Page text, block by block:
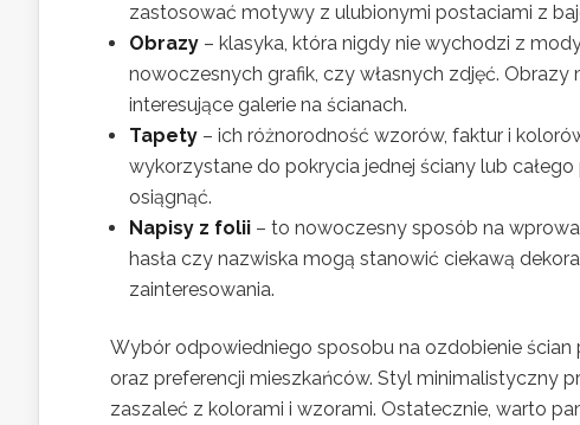
zastosować motywy z ulubionymi postaciami z
Obrazy – klasyka, która nigdy nie wychodzi z
nowoczesnych grafik, czy własnych zdjęć.
interesujące galerie na ścianach.
Tapety – ich różnorodność wzorów, faktur i
wykorzystane do pokrycia jednej ściany lub
osiągnąć.
Napisy z folii – to nowoczesny sposób na
hasła czy nazwiska mogą stanowić ciekawą
zainteresowania.
Wybór odpowiedniego sposobu na ozdobienie
oraz preferencji mieszkańców. Styl minimalistyczny
zaszaleć z kolorami i wzorami. Ostatecznie, warto